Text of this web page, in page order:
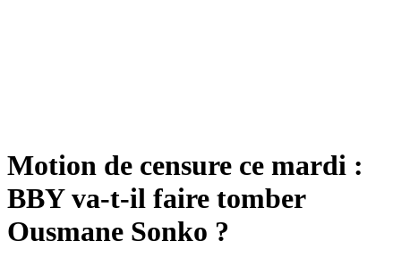
Motion de censure ce mardi :
BBY va-t-il faire tomber
Ousmane Sonko ?